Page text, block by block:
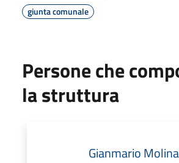
giunta comunale
Persone che
la struttura
Gianmario